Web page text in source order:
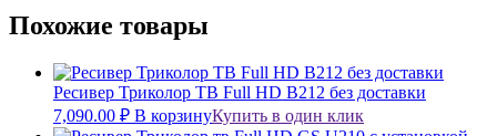
Похожие товары
Ресивер Триколор ТВ Full HD B212 без доставки
7,090.00 ₽ В корзинуКупить в один клик